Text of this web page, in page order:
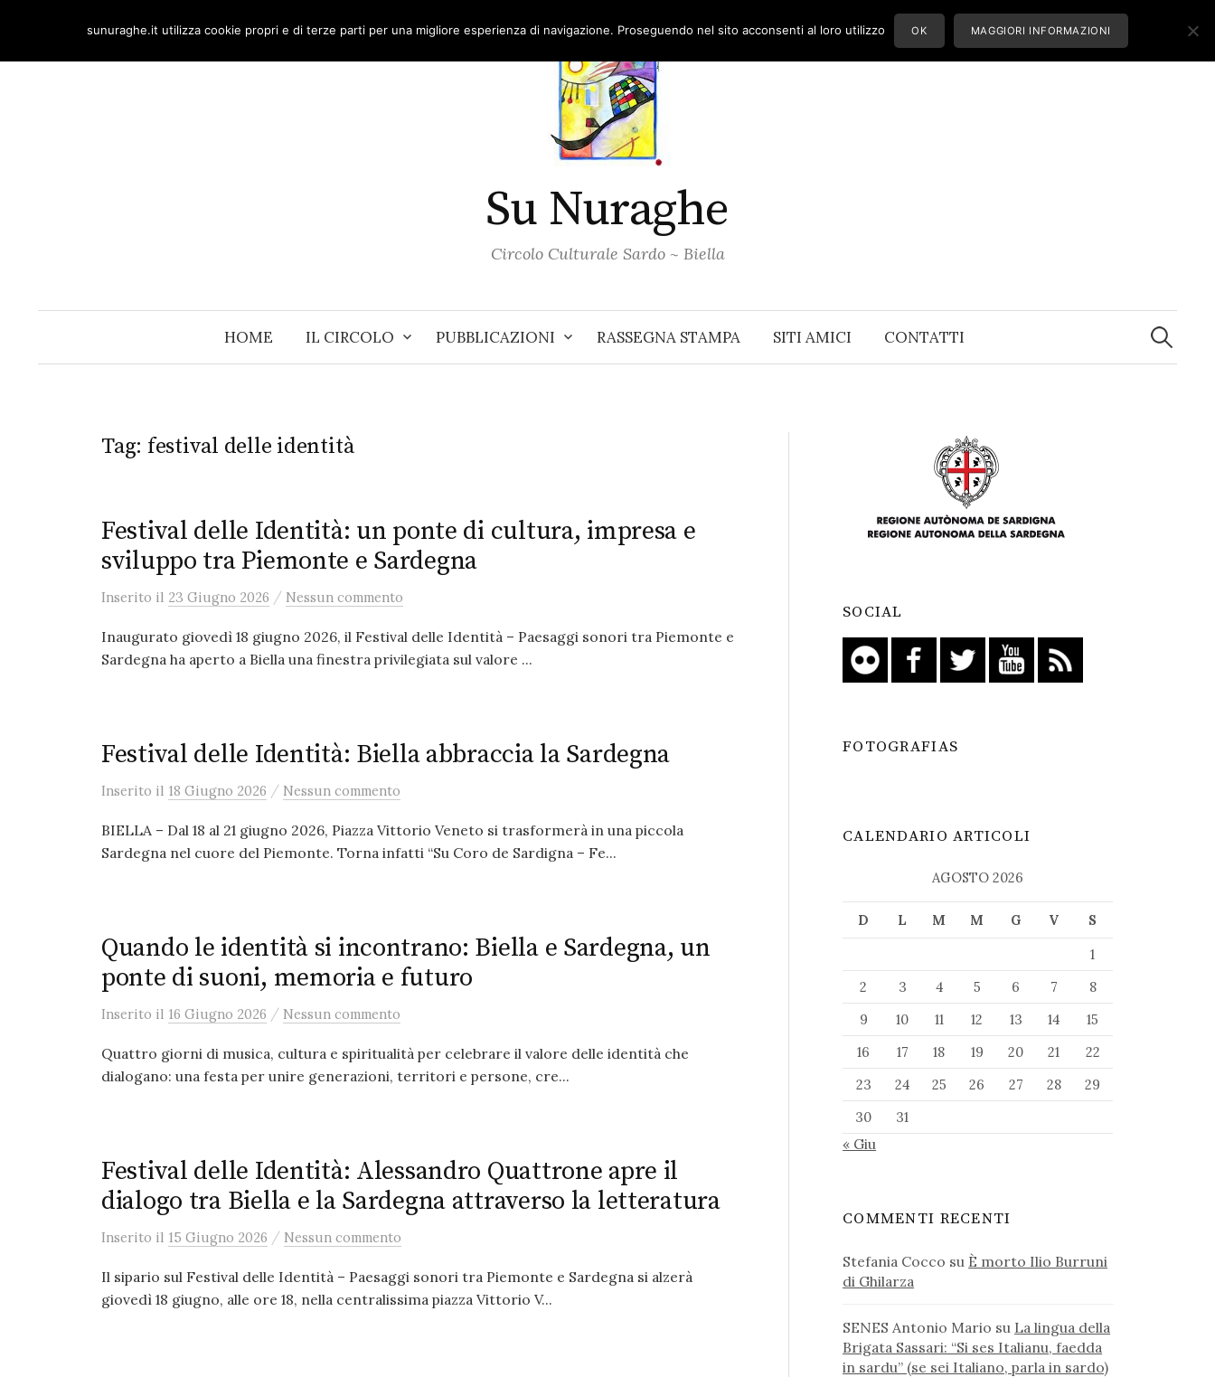
content
Su Nuraghe
Circolo Culturale Sardo ~ Biella
HOME IL CIRCOLO PUBBLICAZIONI RASSEGNA STAMPA SITI AMICI CONTATTI
Ricerca
per:
Tag: festival delle identità
Festival delle Identità: un ponte di cultura, impresa e
sviluppo tra Piemonte e Sardegna
Inserito il 23 Giugno 2026 / Nessun commento
Inaugurato giovedì 18 giugno 2026, il Festival delle Identità – Paesaggi sonori tra Piemonte e
Sardegna ha aperto a Biella una finestra privilegiata sul valore ...
Festival delle Identità: Biella abbraccia la Sardegna
Inserito il 18 Giugno 2026 / Nessun commento
BIELLA – Dal 18 al 21 giugno 2026, Piazza Vittorio Veneto si trasformerà in una piccola
Sardegna nel cuore del Piemonte. Torna infatti “Su Coro de Sardigna – Fe...
Quando le identità si incontrano: Biella e Sardegna, un
ponte di suoni, memoria e futuro
Inserito il 16 Giugno 2026 / Nessun commento
Quattro giorni di musica, cultura e spiritualità per celebrare il valore delle identità che
dialogano: una festa per unire generazioni, territori e persone, cre...
Festival delle Identità: Alessandro Quattrone apre il
dialogo tra Biella e la Sardegna attraverso la letteratura
Inserito il 15 Giugno 2026 / Nessun commento
Il sipario sul Festival delle Identità – Paesaggi sonori tra Piemonte e Sardegna si alzerà
giovedì 18 giugno, alle ore 18, nella centralissima piazza Vittorio V...
SOCIAL
FOTOGRAFIAS
CALENDARIO ARTICOLI
AGOSTO 2026
D L M M G V
S
1
2
3 4 5 6 7
8
9
10 11 12 13 14
15
16
17 18 19 20 21
22
23
24 25 26 27 28
29
30
31
« Giu
COMMENTI RECENTI
Stefania Cocco su È morto Ilio Burruni
di Ghilarza
SENES Antonio Mario su La lingua della
Brigata Sassari: “Si ses Italianu, faedda
in sardu” (se sei Italiano, parla in sardo)
sunuraghe.it utilizza cookie propri e di terze parti per una migliore esperienza di navigazione. Proseguendo nel sito acconsenti al loro utilizzo OK MAGGIORI INFORMAZIONI